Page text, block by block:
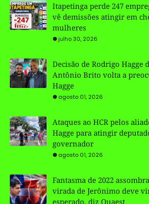
Itapetinga perde 247
vê demissões atingir em
mulheres
julho 30, 2026
Decisão de Rodrigo Hagge
Antônio Brito volta a
Hagge
agosto 01, 2026
Ataques ao HCR pelos
Hagge para atingir
governador
agosto 01, 2026
Fantasma de 2022
virada de Jerônimo deve
esperado, diz Quaest